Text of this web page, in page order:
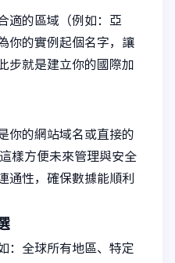
適的區域（例如：亞
你的實例起個名字，讓
步就是建立你的國際加
你的網站域名或直接的
樣方便未來管理與安全
通性，確保數據能順利
：全球所有地區、特定